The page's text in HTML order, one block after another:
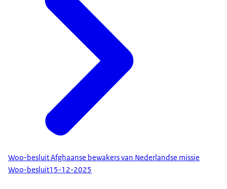
Woo-besluit Afghaanse bewakers van Nederlandse missie
Woo-besluit15-12-2025